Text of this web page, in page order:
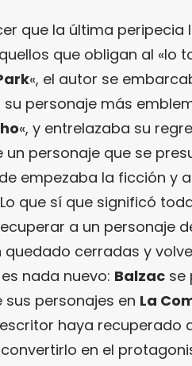
que la última peripecia
que obligan al «lo
«, el autor se
personaje más
«, y entrelazaba su
un personaje que se
empezaba la ficción y
que sí que significó
a un personaje
cerradas y
nada nuevo: Balzac se
personajes en La
haya recuperado
en el